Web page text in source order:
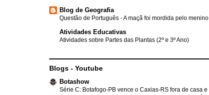
Blog de Geografia
Questão de Português - A maçã foi mordida pelo menino
Atividades Educativas
Atividades sobre Partes das Plantas (2º e 3º Ano)
Blogs - Youtube
Botashow
Série C: Botafogo-PB vence o Caxias-RS fora de casa e